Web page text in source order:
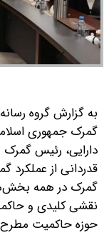
به گزارش گروه
گمرک جمهوری
دارایی، رئیس گمرک
قدردانی از عملکرد
گمرک در همه
نقشی کلیدی و
حوزه حاکمیت